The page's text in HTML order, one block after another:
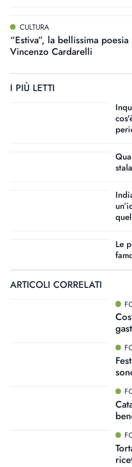
CULTURA
“Estiva”, la bellissima poesia
Vincenzo Cardarelli
I PIÙ LETTI
Le
ARTICOLI CORRELATI